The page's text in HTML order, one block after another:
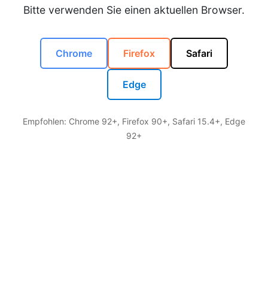
Bitte verwenden Sie einen aktuellen Browser.
Chrome Firefox Safari
Edge
Empfohlen: Chrome 92+, Firefox 90+, Safari 15.4+, Edge
92+